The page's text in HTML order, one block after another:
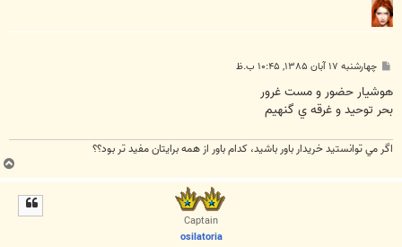
پ
ت
چهارشنبه ۱۷ آبان ۱۳۸۵, ۱۰:۴۵ ب.ظ
هوشيار حضور و مست غرور
بحر توحيد و غرقه ي گنهيم
اگر مي توانستيد خريدار باور باشيد، كدام باور از همه برايتان مفيد تر بود؟؟
ب
ا
Captain
osilatoria